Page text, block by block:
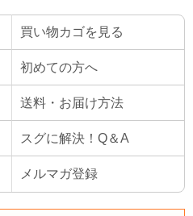
買い物カゴを見る
初めての方へ
送料・お届け方法
スグに解決！Q＆A
メルマガ登録